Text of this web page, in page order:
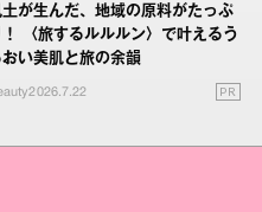
土が生んだ、地域の原料がたっぷ
！ 〈旅するルルルン〉で叶えるう
おい美肌と旅の余韻
2026.7.22 PR